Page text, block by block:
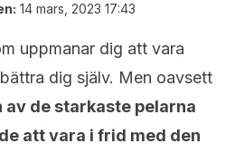
14 mars, 2023 17:43
uppmanar dig att vara
dig själv. Men oavsett
av de starkaste pelarna
att vara i frid med den